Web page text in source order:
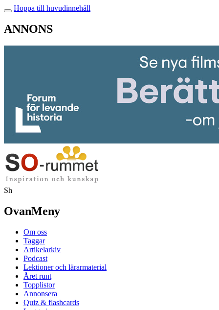
Hoppa till huvudinnehåll
ANNONS
Sh
OvanMeny
Om oss
Taggar
Artikelarkiv
Podcast
Lektioner och lärarmaterial
Året runt
Topplistor
Annonsera
Quiz & flashcards